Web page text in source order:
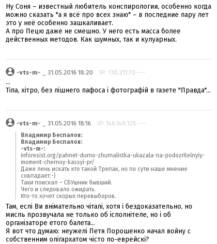
Ну Соня – известный любитель конспирологии, особенно когда
можно сказать "а я всё про всех знаю" – в последние пару лет
это у неё особенно зашкаливает.
А про Пецю даже не смешно. У него есть масса более
действенных методов. Как шумных, так и кулуарных.
-vts-m- _ 31.05.2016 18:20 IP: 130.211.70.---
...
Тіпа, хітро, без лішнего пафоса і фотографій в газете "Правда"...
-vts-m- _ 31.05.2016 18:16 IP: 146.148.125.---
Владимир Беспалов:
Владимир Беспалов:
-vts-m-:
inforesist.org/pahnet-durno-zhurnalistka-ukazala-na-podozritelnyiy-
moment-chernoy-kassyi-pr/
Даже лень искать кто такой Трепак, но по сути наше мнение
совпадает:-)
Таки поискал – СБУшник бывший.
Чего и следовало ожидать.
Кто-то хочет скорых перевыборов.
Там, еслі Ви внімательно чіталі, хотя і бездоказательно, но
мисль прозвучала не только об ісполнітеле, но і об
організаторе етого балета...
Я вот что думаю: неужелі Петя Порошенко начал войну с
собственним олігархатом чісто по-еврейскі?